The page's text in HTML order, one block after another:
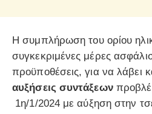
Η συμπλήρωση του ορίου
συγκεκριμένες μέρες
προϋποθέσεις, για να λάβει
αυξήσεις συντάξεων
1η/1/2024 με αύξηση στην